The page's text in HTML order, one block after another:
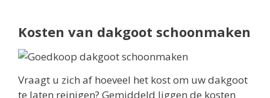
Kosten van dakgoot schoonmaken
Vraagt u zich af hoeveel het kost om uw dakgoot
te laten reinigen? Gemiddeld liggen de kosten